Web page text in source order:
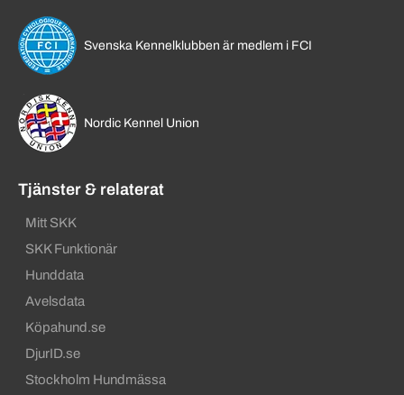
Svenska Kennelklubben är medlem i FCI
Nordic Kennel Union
Tjänster & relaterat
Mitt SKK
SKK Funktionär
Hunddata
Avelsdata
Köpahund.se
DjurID.se
Stockholm Hundmässa